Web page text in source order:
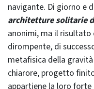
navigante. Di giorno e
architetture solitarie
anonimi, ma il risultato
dirompente, di
metafisica della
chiarore, progetto
appartiene la loro